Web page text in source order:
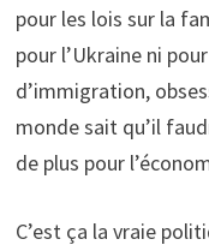
pour les lois sur la
pour l’Ukraine ni
d’immigration,
monde sait qu’il
de plus pour
C’est ça la vraie